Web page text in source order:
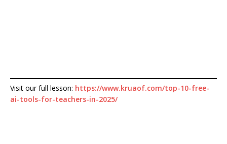
Visit our full lesson: https://www.kruaof.com/top-10-free-
ai-tools-for-teachers-in-2025/